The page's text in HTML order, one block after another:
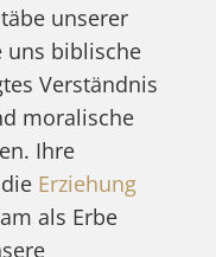
unserer
uns biblische
Verständnis
moralische
Ihre
Erziehung
als Erbe